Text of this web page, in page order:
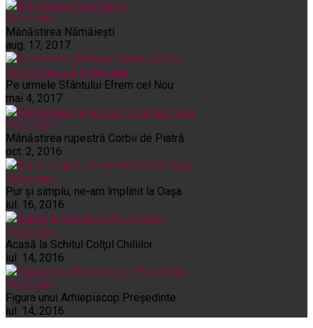
Pelerinaje
Mănăstirea Nămăiești
aug. 17, 2017
Noi și Biserica Pelerinaje
Pe urmele Sfântului Efrem cel Nou
mai 4, 2017
Pelerinaje
Mănăstirea rupestră Corbii de Piatră
oct. 2, 2016
Pelerinaje
Pur şi simplu, ne-am împlinit la Oaşa
iul. 16, 2016
Pelerinaje
Acasă la Schitul Colţul Chiliilor
iul. 14, 2016
Pelerinaje
Figura unui Arhiepiscop Preşedinte
iul. 14, 2016